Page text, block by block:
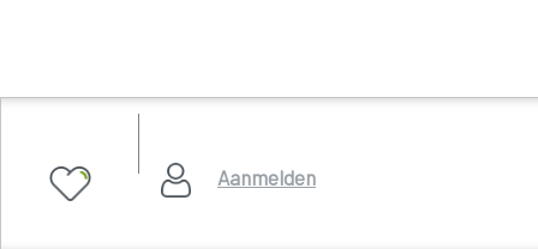
Aanmelden